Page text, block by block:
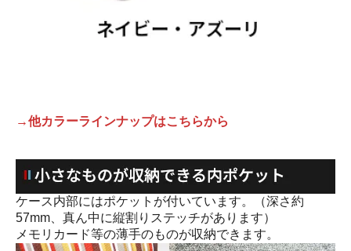
→他カラーラインナップはこちらから
ケース内部にはポケットが付いています。（深さ約
57mm、真ん中に縦割りステッチがあります）
メモリカード等の薄手のものが収納できます。